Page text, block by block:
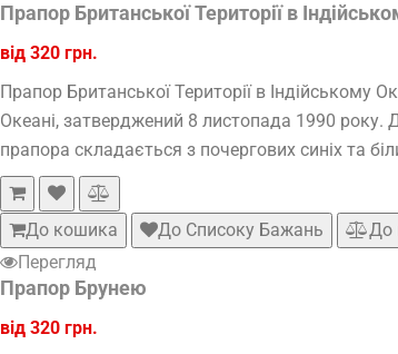
Прапор Британської Території в
від 320 грн.
Прапор Британської Території в Індійському
Океані, затверджений 8 листопада 1990 року.
прапора складається з почергових синіх та
До кошика До Списоку Бажань
До
Перегляд
Прапор Брунею
від 320 грн.